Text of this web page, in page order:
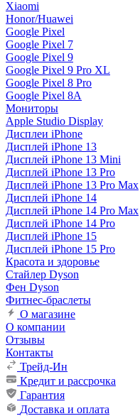
Xiaomi
Honor/Huawei
Google Pixel
Google Pixel 7
Google Pixel 9
Google Pixel 9 Pro XL
Google Pixel 8 Pro
Google Pixel 8A
Мониторы
Apple Studio Display
Дисплеи iPhone
Дисплей iPhone 13
Дисплей iPhone 13 Mini
Дисплей iPhone 13 Pro
Дисплей iPhone 13 Pro Max
Дисплей iPhone 14
Дисплей iPhone 14 Pro Max
Дисплей iPhone 14 Pro
Дисплей iPhone 15
Дисплей iPhone 15 Pro
Красота и здоровье
Стайлер Dyson
Фен Dyson
Фитнес-браслеты
О магазине
О компании
Отзывы
Контакты
Трейд-Ин
Кредит и рассрочка
Гарантия
Доставка и оплата